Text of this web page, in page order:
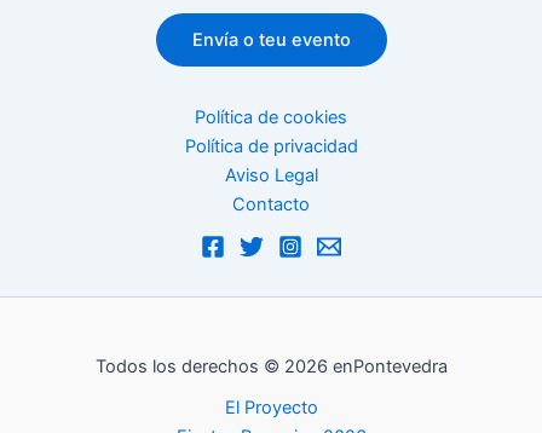
Envía o teu evento
Política de cookies
Política de privacidad
Aviso Legal
Contacto
Todos los derechos © 2026 enPontevedra
El Proyecto